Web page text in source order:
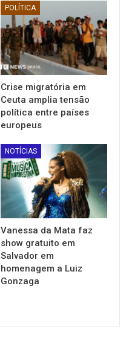
POLÍTICA
Crise migratória em
Ceuta amplia tensão
política entre países
europeus
NOTÍCIAS
Vanessa da Mata faz
show gratuito em
Salvador em
homenagem a Luiz
Gonzaga